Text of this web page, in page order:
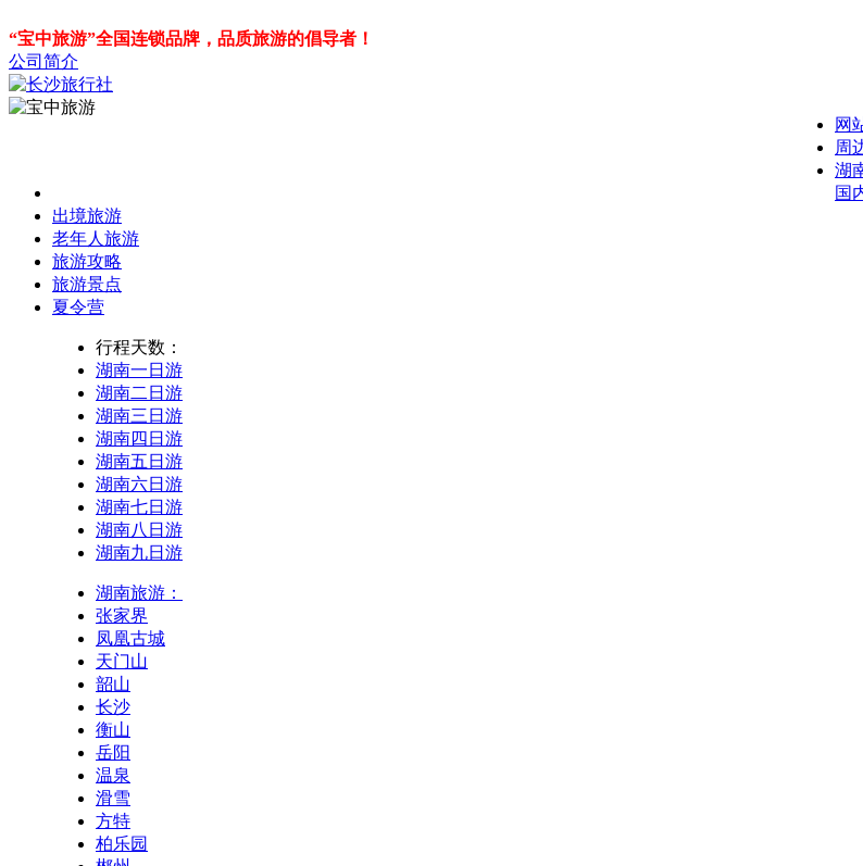
“宝中旅游”全国连锁品牌，品质旅游的倡导者！
公司简介
网
周
湖
国
出境旅游
老年人旅游
旅游攻略
旅游景点
夏令营
行程天数：
湖南一日游
湖南二日游
湖南三日游
湖南四日游
湖南五日游
湖南六日游
湖南七日游
湖南八日游
湖南九日游
湖南旅游：
张家界
凤凰古城
天门山
韶山
长沙
衡山
岳阳
温泉
滑雪
方特
柏乐园